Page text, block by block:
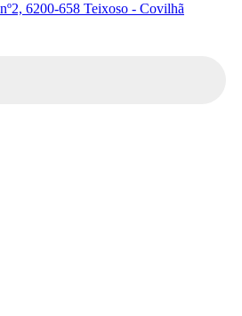
6200-658 Teixoso - Covilhã